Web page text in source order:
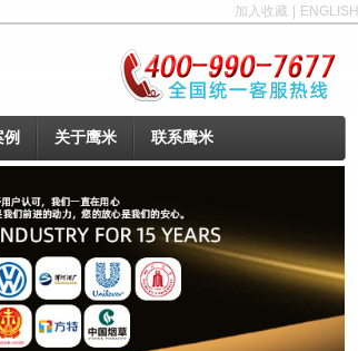
加入收藏 ENGLISH
例 关于鹰米 联系鹰米